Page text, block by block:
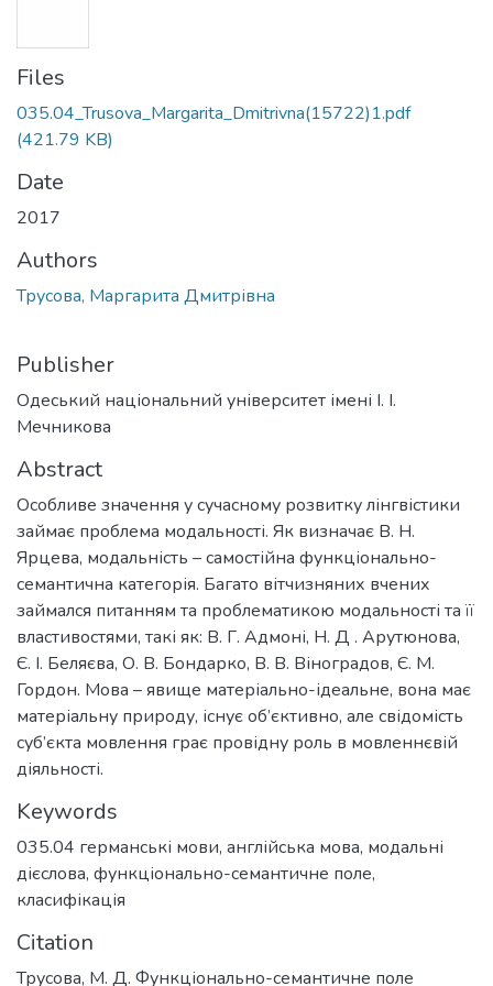
Files
035.04_Trusova_Margarita_Dmitrivna(15722)1.pdf
(421.79 KB)
Date
2017
Authors
Трусова, Маргарита Дмитрівна
Publisher
Одеський національний університет імені І. І.
Мечникова
Abstract
Особливе значення у сучасному розвитку лінгвістики
займає проблема модальності. Як визначає В. Н.
Ярцева, модальність – самостійна функціонально-
семантична категорія. Багато вітчизняних вчених
займался питанням та проблематикою модальності та її
властивостями, такі як: В. Г. Адмоні, Н. Д . Арутюнова,
Є. І. Беляєва, О. В. Бондарко, В. В. Віноградов, Є. М.
Гордон. Мова – явище матеріально-ідеальне, вона має
матеріальну природу, існує об’єктивно, але свідомість
суб’єкта мовлення грає провідну роль в мовленнєвій
діяльності.
Keywords
035.04 германські мови, англійська мова, модальні
дієслова, функціонально-семантичне поле,
класифікація
Citation
Трусова, М. Д. Функціонально-семантичне поле